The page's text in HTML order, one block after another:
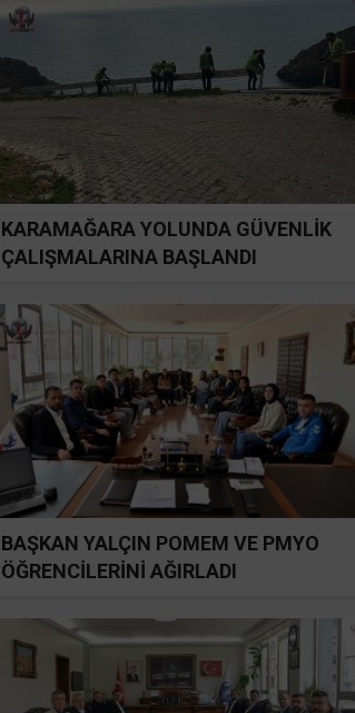
KARAMAĞARA YOLUNDA GÜVENLİK
ÇALIŞMALARINA BAŞLANDI
BAŞKAN YALÇIN POMEM VE PMYO
ÖĞRENCİLERİNİ AĞIRLADI